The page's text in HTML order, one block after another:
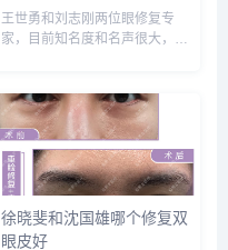
王世勇和刘志刚两位眼修复专
家，目前知名度和名声很大，比
最大可能保护原有组织和血管，
选择医生需谨慎，预约或咨询添
加微信号：wuyoubianmei...
徐晓斐和沈国雄哪个修复双
眼皮好